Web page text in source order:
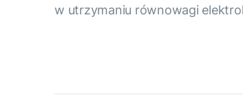
w utrzymaniu równowagi